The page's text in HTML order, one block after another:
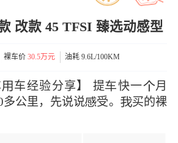
改款 45 TFSI 臻选动感型
裸车价30.5万元 油耗 9.6L/100KM
车经验分享】 提快一月
多公里，先说说受。买的裸